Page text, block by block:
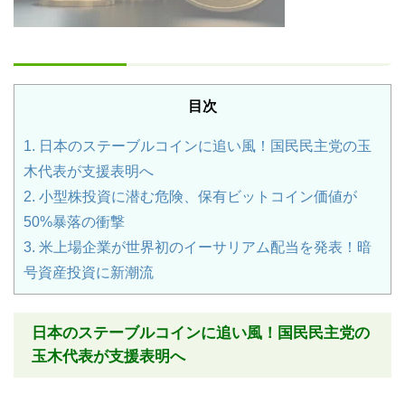
目次
1. 日本のステーブルコインに追い風！国民民主党の玉
木代表が支援表明へ
2. 小型株投資に潜む危険、保有ビットコイン価値が
50%暴落の衝撃
3. 米上場企業が世界初のイーサリアム配当を発表！暗
号資産投資に新潮流
日本のステーブルコインに追い風！国民民主党の
玉木代表が支援表明へ